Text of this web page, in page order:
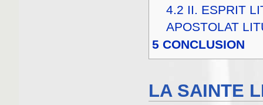
4.2 II. ESPRIT
APOSTOLAT
5 CONCLUSION
LA SAINTE